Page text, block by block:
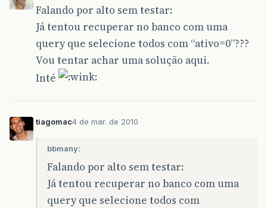
Falando por alto sem testar:
Já tentou recuperar no banco com uma
query que selecione todos com “ativo=0”???
Vou tentar achar uma solução aqui.
Inté
tiagomac4 de mar. de 2010
bbmany:
Falando por alto sem testar:
Já tentou recuperar no banco com uma
query que selecione todos com